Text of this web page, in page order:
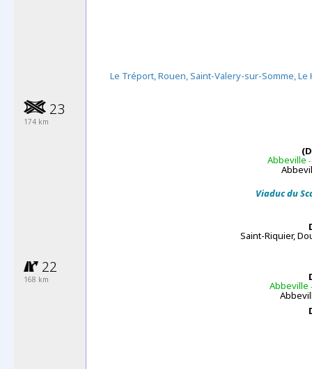
Le Tréport, Rouen, Saint-Valery-sur-Somme, Le
23
174 km
Abbeville
Viaduc du
Saint-Riquier,
22
168 km Abbeville